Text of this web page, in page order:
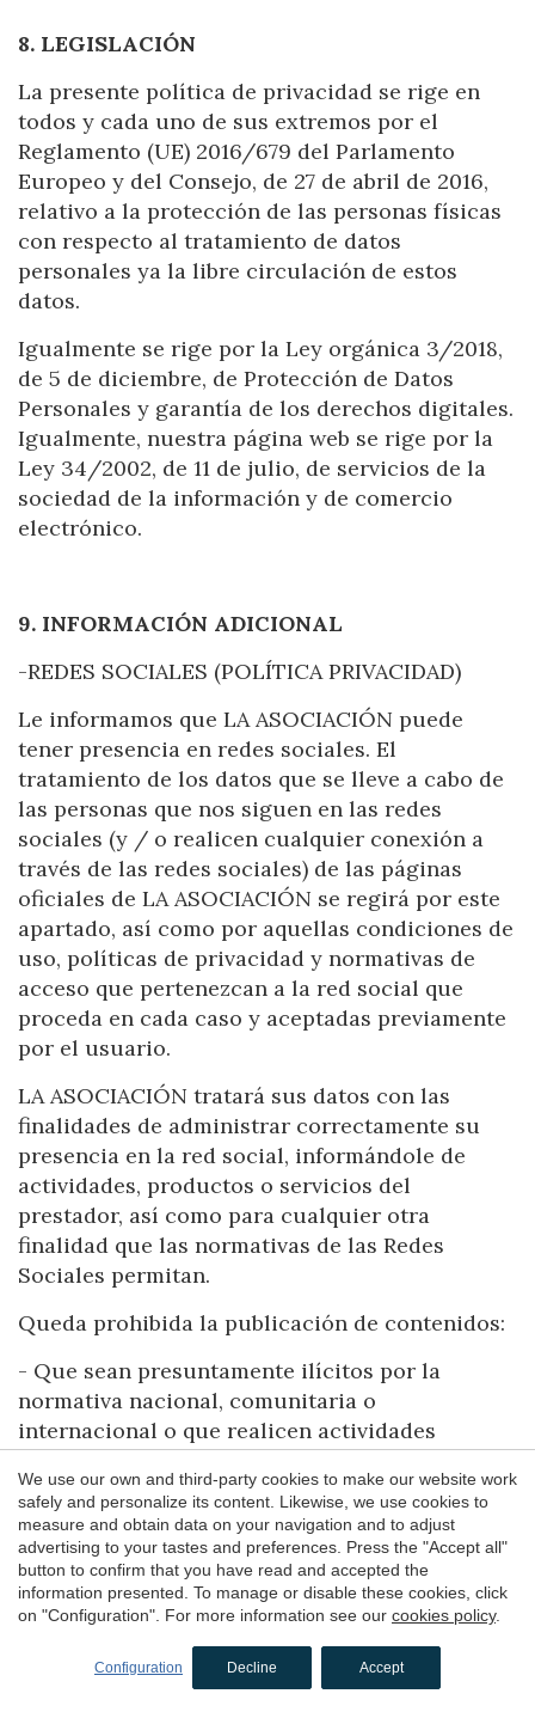
8. LEGISLACIÓN
La presente política de privacidad se rige en
todos y cada uno de sus extremos por el
Reglamento (UE) 2016/679 del Parlamento
Europeo y del Consejo, de 27 de abril de 2016,
relativo a la protección de las personas físicas
con respecto al tratamiento de datos
personales ya la libre circulación de estos
datos.
Igualmente se rige por la Ley orgánica 3/2018,
de 5 de diciembre, de Protección de Datos
Personales y garantía de los derechos digitales.
Igualmente, nuestra página web se rige por la
Ley 34/2002, de 11 de julio, de servicios de la
sociedad de la información y de comercio
electrónico.
9. INFORMACIÓN ADICIONAL
-REDES SOCIALES (POLÍTICA PRIVACIDAD)
Le informamos que LA ASOCIACIÓN puede
tener presencia en redes sociales. El
tratamiento de los datos que se lleve a cabo de
las personas que nos siguen en las redes
sociales (y / o realicen cualquier conexión a
través de las redes sociales) de las páginas
oficiales de LA ASOCIACIÓN se regirá por este
apartado, así como por aquellas condiciones de
uso, políticas de privacidad y normativas de
acceso que pertenezcan a la red social que
proceda en cada caso y aceptadas previamente
por el usuario.
LA ASOCIACIÓN tratará sus datos con las
finalidades de administrar correctamente su
presencia en la red social, informándole de
actividades, productos o servicios del
prestador, así como para cualquier otra
finalidad que las normativas de las Redes
Sociales permitan.
Queda prohibida la publicación de contenidos:
- Que sean presuntamente ilícitos por la
normativa nacional, comunitaria o
internacional o que realicen actividades
principios de la buena fe.
- Que atenten contra los derechos
fundamentales de las personas, falten a la
cortesía en la red, molesten o puedan generar
opiniones negativas en nuestros usuarios o
terceros y en general cualesquiera sean los
contenidos que LA ASOCIACIÓN considere
We use our own and third-party cookies to make our website work
safely and personalize its content. Likewise, we use cookies to
measure and obtain data on your navigation and to adjust
advertising to your tastes and preferences. Press the "Accept all"
button to confirm that you have read and accepted the
information presented. To manage or disable these cookies, click
on "Configuration". For more information see our cookies policy.
Configuration Decline Accept
Save configuration Accept all